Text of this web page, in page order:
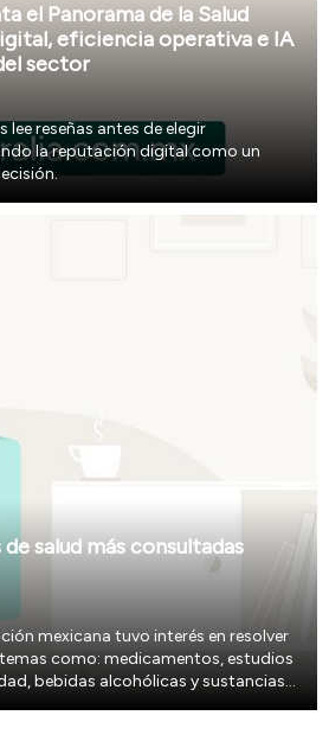
el Panorama de la Salud
eficiencia operativa e IA
sector
lee reseñas antes de elegir
la reputación digital como un
salud más consultadas
mexicana tuvo interés en resolver
como: medicamentos, estudios
bebidas alcohólicas y sustancias